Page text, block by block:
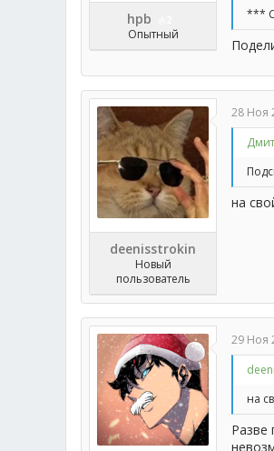
hpb
Опытный
***
deenisstrokin
Новый
пользователь
28 Ноя
на
29 Ноя
на
Разве